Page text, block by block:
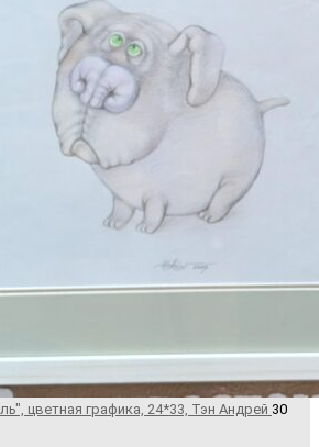
цветная графика, 24*33, Тэн Андрей 30